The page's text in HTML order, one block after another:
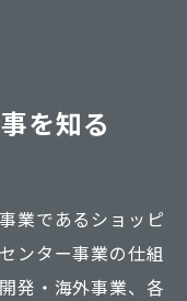
を知る
業であるショッピ
ンター事業の仕組
発・海外事業、各